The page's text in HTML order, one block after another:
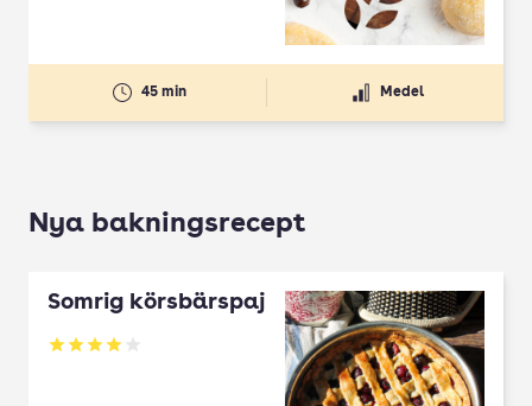
45 min Medel
Nya bakningsrecept
Somrig körsbärspaj
Betyg: 4 av 5